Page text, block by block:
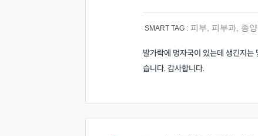
SMART TAG : 피부 피부과 종양
발가락에 멍자국이 있는데 생긴지
습니다. 감사합니다.